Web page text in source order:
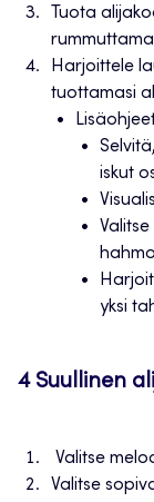
Tuota
Harjoittele
tuottamasi
iskut
yksi
4 Suullinen
Valitse
Valitse